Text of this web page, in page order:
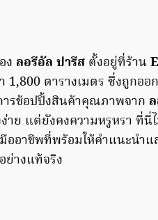
ง ลอรีอัล ปารีส ตั้งอยู่ที่ร้าน
1,800 ตารางเมตร ซึ่งถูกอ
รช้อปปิ้งสินค้าคุณภาพจาก
าย แต่ยังคงความหรูหรา ที่
ออาชีพที่พร้อมให้คำแนะนำ
ย่างแท้จริง